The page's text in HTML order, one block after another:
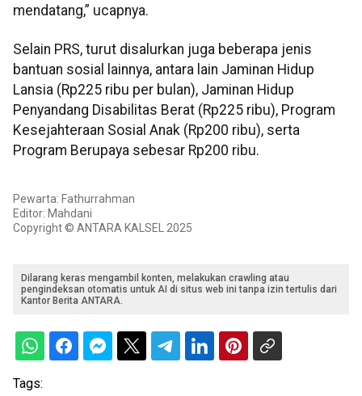
mendatang,” ucapnya.
Selain PRS, turut disalurkan juga beberapa jenis
bantuan sosial lainnya, antara lain Jaminan Hidup
Lansia (Rp225 ribu per bulan), Jaminan Hidup
Penyandang Disabilitas Berat (Rp225 ribu), Program
Kesejahteraan Sosial Anak (Rp200 ribu), serta
Program Berupaya sebesar Rp200 ribu.
Pewarta: Fathurrahman
Editor: Mahdani
Copyright © ANTARA KALSEL 2025
Dilarang keras mengambil konten, melakukan crawling atau
pengindeksan otomatis untuk AI di situs web ini tanpa izin tertulis dari
Kantor Berita ANTARA.
Tags: